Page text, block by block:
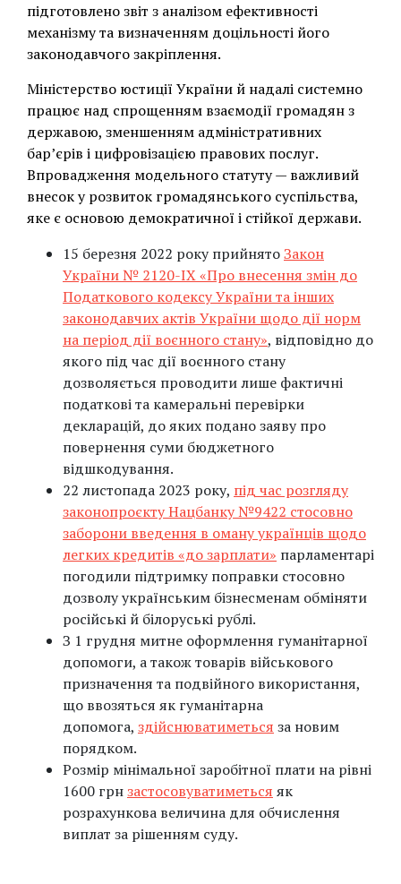
підготовлено звіт з аналізом ефективності
механізму та визначенням доцільності його
законодавчого закріплення.
Міністерство юстиції України й надалі системно
працює над спрощенням взаємодії громадян з
державою, зменшенням адміністративних
бар’єрів і цифровізацією правових послуг.
Впровадження модельного статуту — важливий
внесок у розвиток громадянського суспільства,
яке є основою демократичної і стійкої держави.
15 березня 2022 року прийнятоЗакон
України № 2120-IX «Про внесення змін до
Податкового кодексу України та інших
законодавчих актів України щодо дії норм
на період дії воєнного стану», відповідно до
якого під час дії воєнного стану
дозволяється проводити лише фактичні
податкові та камеральні перевірки
декларацій, до яких подано заяву про
повернення суми бюджетного
відшкодування.
22 листопада 2023 року, під час розгляду
законопроєкту Нацбанку №9422 стосовно
заборони введення в оману українців щодо
легких кредитів «до зарплати» парламентарі
погодили підтримку поправки стосовно
дозволу українським бізнесменам обміняти
російські й білоруські рублі.
З 1 грудня митне оформлення гуманітарної
допомоги, а також товарів військового
призначення та подвійного використання,
що ввозяться як гуманітарна
допомога, здійснюватиметься за новим
порядком.
Розмір мінімальної заробітної плати на рівні
1600 грнзастосовуватиметься як
розрахункова величина для обчислення
виплат за рішенням суду.